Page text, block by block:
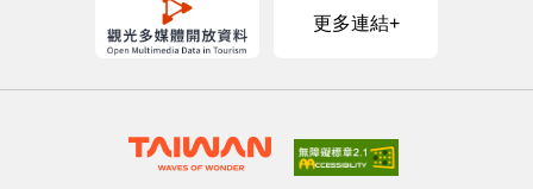
更多連結+